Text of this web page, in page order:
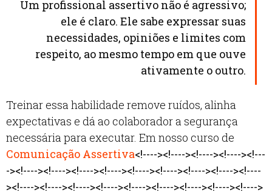
Um profissional assertivo não é agressivo;
ele é claro. Ele sabe expressar suas
necessidades, opiniões e limites com
respeito, ao mesmo tempo em que ouve
ativamente o outro.
Treinar essa habilidade remove ruídos, alinha
expectativas e dá ao colaborador a segurança
necessária para executar. Em nosso curso de
Comunicação Assertiva<!----><!----><!----><!----><!---
-><!----><!----><!----><!----><!----><!----><!----><!----><!----
><!----><!----><!----><!----><!----><!----><!----><!----><!---->